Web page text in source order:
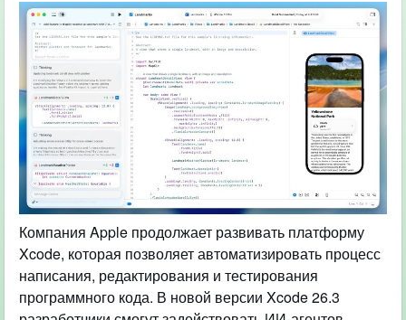
Компания Apple продолжает развивать платформу
Xcode, которая позволяет автоматизировать процесс
написания, редактирования и тестирования
программного кода. В новой версии Xcode 26.3